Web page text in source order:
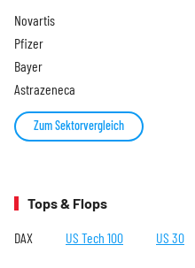
Novartis
Pfizer
Bayer
Astrazeneca
Zum Sektorvergleich
Tops & Flops
DAX US Tech 100 US 30